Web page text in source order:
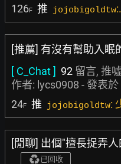
126F 推 jojobigoldtw
[推薦] 有沒有幫助入眠
[ C_Chat ] 92 留言, 推
作者: lycs0908 - 發表於
24F 推 jojobigoldtw:
[閒聊] 出個"擅長捉弄
已回收